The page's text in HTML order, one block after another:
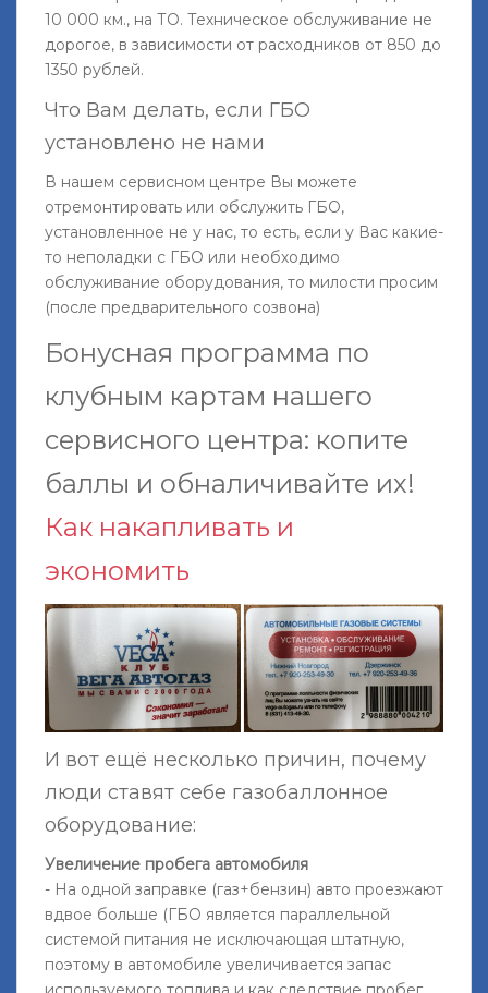
10 000 км., на ТО. Техническое обслуживание не
дорогое, в зависимости от расходников от 850 до
1350 рублей.
Что Вам делать, если ГБО
установлено не нами
В нашем сервисном центре Вы можете
отремонтировать или обслужить ГБО,
установленное не у нас, то есть, если у Вас какие-
то неполадки с ГБО или необходимо
обслуживание оборудования, то милости просим
(после предварительного созвона)
Бонусная программа по
клубным картам нашего
сервисного центра: копите
баллы и обналичивайте их!
Как накапливать и
экономить
И вот ещё несколько причин, почему
люди ставят себе газобаллонное
оборудование:
Увеличение пробега автомобиля
- На одной заправке (газ+бензин) авто проезжают
вдвое больше (ГБО является параллельной
системой питания не исключающая штатную,
поэтому в автомобиле увеличивается запас